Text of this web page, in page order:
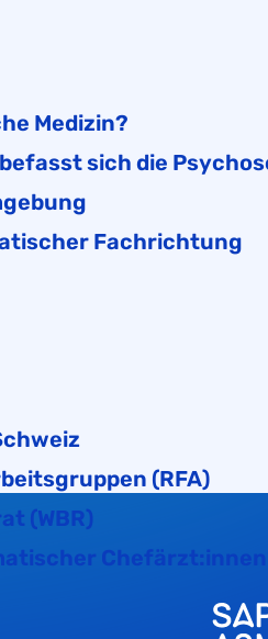
Medizin?
sich die
Fachrichtung
(RFA)
(WBR)
Chefärzt:innen